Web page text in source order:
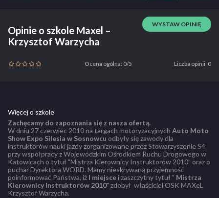
Opinie o szkole Maxel –
Krzysztof Warzycha
WYSTAW OPINIĘ
Ocena ogólna: 0/5 Liczba opinii: 0
Więcej o szkole
Zachęcamy do zapoznania się z nasza ofertą.
W dniu 27 czerwiec 2010 na targach motoryzacyjnych Auto Moto
Show Expo Silesia w Sosnowcu odbyły się zawody dla
instruktorów nauki jazdy zorganizowane przez Stowarzyszenie S4
przy współpracy z Wojewódzkim Ośrodkiem Ruchu Drogowego w
Katowicach o tytuł "Mistrza Kierownicy Instruktorów 2010” oraz o
puchar Dyrektora WORD. Mamy nieskrywaną przyjemność
poinformować Państwa, iż I miejscei zaszczytny tytuł " Mistrza
Kierownicy Instruktorów 2010" zdobył właściciel OSK MAXeL
Krzysztof Warzycha.